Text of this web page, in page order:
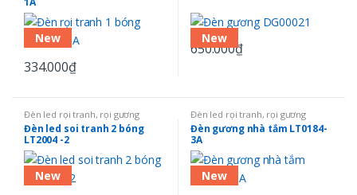
New
334.000₫
New
650.000₫
New
Đèn led rọi tranh, rọi gương
Đèn led soi tranh 2 bóng
LT2004 -2
New
Đèn led rọi tranh, rọi gương
Đèn gương nhà tắm LT0184-
3A